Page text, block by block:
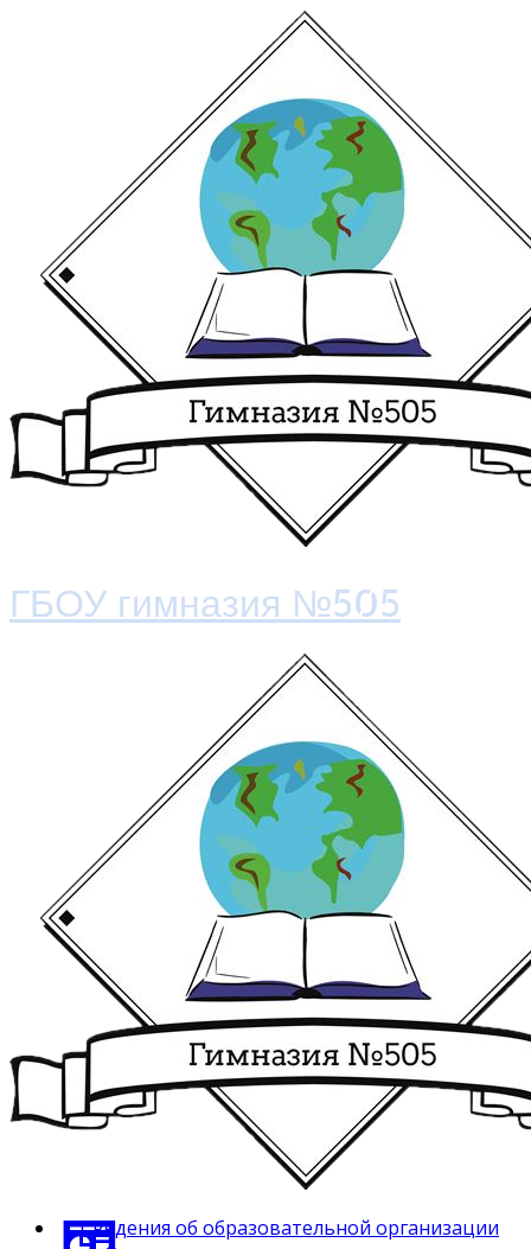
ГБОУ гимназия №505
Сведения об образовательной организации